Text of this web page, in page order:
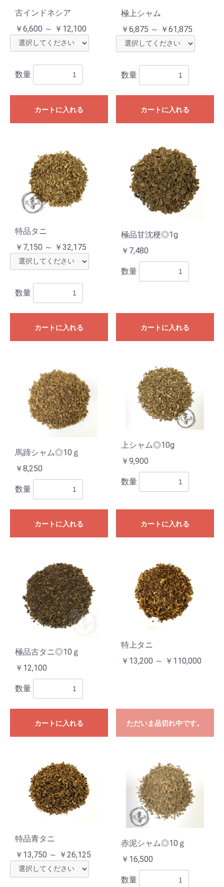
古インドネシア
￥6,600 ～ ￥12,100
数量
カートに入れる
極上シャム
￥6,875 ～ ￥61,875
数量
カートに入れる
特品タニ
￥7,150 ～ ￥32,175
数量
カートに入れる
極品甘沈梗◎1g
￥7,480
数量
カートに入れる
馬蹄シャム◎10ｇ
￥8,250
数量
カートに入れる
上シャム◎10g
￥9,900
数量
カートに入れる
極品古タニ◎10ｇ
￥12,100
数量
カートに入れる
特上タニ
￥13,200 ～ ￥110,000
ただいま品切れ中です。
特品青タニ
￥13,750 ～ ￥26,125
赤泥シャム◎10ｇ
￥16,500
数量